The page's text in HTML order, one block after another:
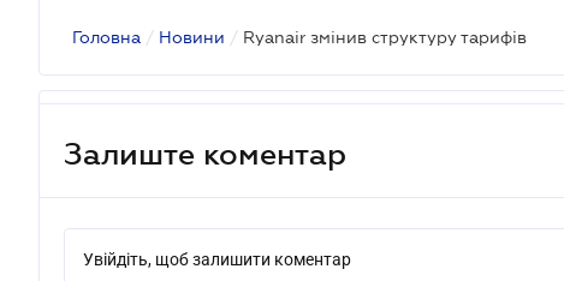
Головна / Новини / Ryanair змінив структуру тарифів
Залиште коментар
Увійдіть, щоб залишити коментар